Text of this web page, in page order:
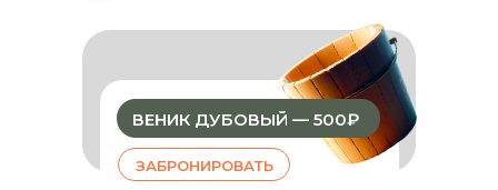
ЗАБРОНИРОВАТЬ
ВЕНИК ДУБОВЫЙ — 500₽